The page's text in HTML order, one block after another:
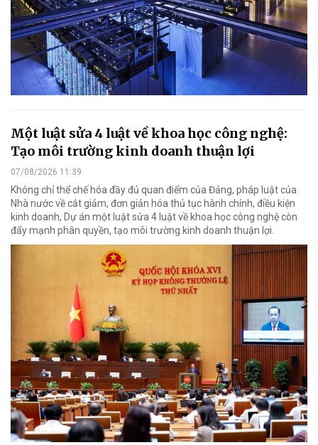
Một luật sửa 4 luật về khoa học công nghệ:
Tạo môi trường kinh doanh thuận lợi
07/08/2026 11:39
Không chỉ thể chế hóa đầy đủ quan điểm của Đảng, pháp luật của
Nhà nước về cắt giảm, đơn giản hóa thủ tục hành chính, điều kiện
kinh doanh, Dự án một luật sửa 4 luật về khoa học công nghệ còn
đẩy mạnh phân quyền, tạo môi trường kinh doanh thuận lợi.